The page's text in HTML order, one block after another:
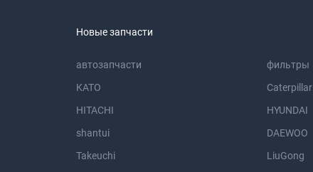
Новые запчасти
автозапчасти фильтры
KATO
Caterpillar
HITACHI
HYUNDAI
shantui
DAEWOO
Takeuchi
LiuGong